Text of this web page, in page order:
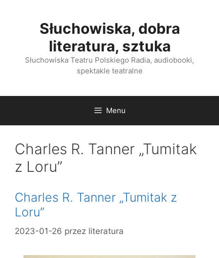
Słuchowiska, dobra
literatura, sztuka
Słuchowiska Teatru Polskiego Radia, audiobooki,
spektakle teatralne
Menu
Charles R. Tanner „Tumitak
z Loru”
Charles R. Tanner „Tumitak z
Loru”
2023-01-26 przez literatura